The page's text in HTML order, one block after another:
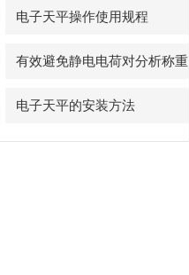
何校准
电子天平操作使用规程
有效避免静电电荷对分析称重
的影响
电子天平的安装方法